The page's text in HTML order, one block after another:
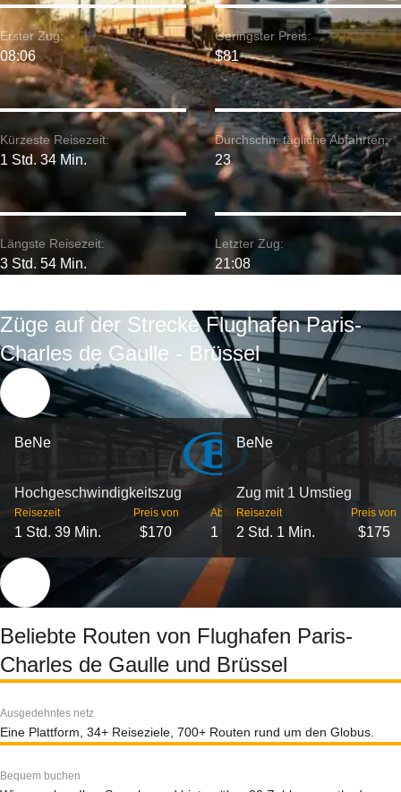
Kürzeste Reisezeit:
1 Std. 34 Min.
Erster Zug:
08:06
Längste Reisezeit:
3 Std. 54 Min.
Geringster Preis:
$81
Durchschn. tägliche Abfahrten:
23
Letzter Zug:
21:08
Züge auf der Strecke Flughafen Paris-
Charles de Gaulle - Brüssel
BeNe
Hochgeschwindigkeitszug
Reisezeit
1 Std. 39 Min.
Preis von
$170
Abflüge
1
BeNe
Zug mit 1 Umstieg
Reisezeit
2 Std. 1 Min.
Preis von
$175
Beliebte Routen von Flughafen Paris-
Charles de Gaulle und Brüssel
Ausgedehntes netz
Eine Plattform, 34+ Reiseziele, 700+ Routen rund um den Globus.
Bequem buchen